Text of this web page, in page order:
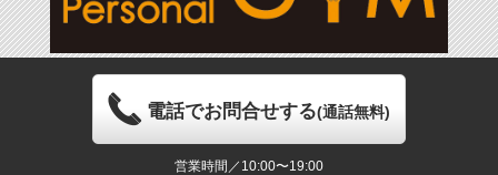
電話でお問合せする(通話無料)
営業時間／10:00〜19:00